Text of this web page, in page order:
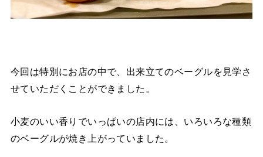
今回は特別にお店の中で、出来立てのベーグルを見学さ
せていただくことができました。
小麦のいい香りでいっぱいの店内には、いろいろな種類
のベーグルが焼き上がっていました。